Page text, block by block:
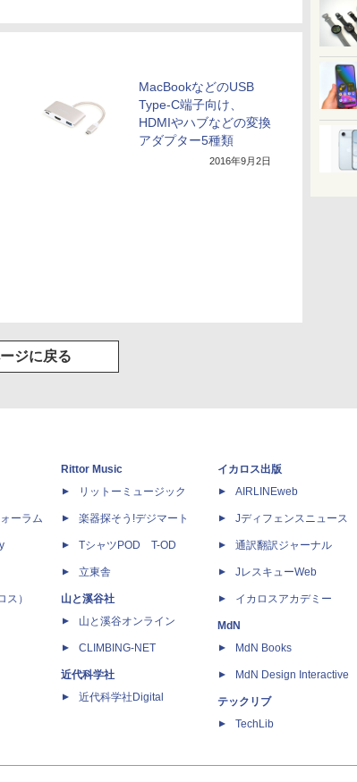
MacBookなどのUSB
Type-C端子向け、
HDMIやハブなどの変換
アダプター5種類
2016年9月2日
ジに戻る
ーラム
ス）
Rittor Music
リットーミュージック
楽器探そう!デジマート
TシャツPOD T-OD
立東舎
山と溪谷社
山と溪谷オンライン
CLIMBING-NET
近代科学社
近代科学社Digital
イカロス出版
AIRLINEweb
Jディフェンスニュース
通訳翻訳ジャーナル
JレスキューWeb
イカロスアカデミー
MdN
MdN Books
MdN Design Interactive
テックリブ
TechLib